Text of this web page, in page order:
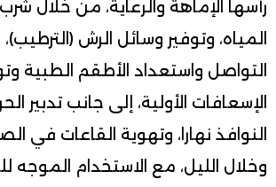
رأسها الإماهة والرعاية، من خلال
المياه، وتوفير وسائل الرش
التواصل واستعداد الأطقم الطبية
الإسعافات الأولية، إلى جانب تدبير
النوافذ نهارا، وتهوية القاعات في
وخلال الليل، مع الاستخدام الموجه